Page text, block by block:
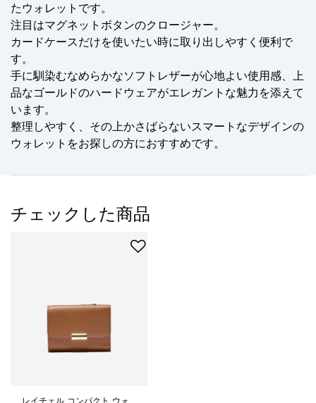
たウォレットです。
注目はマグネットボタンのクロージャー。
カードケースだけを使いたい時に取り出しやすく便利で
す。
手に馴染むなめらかなソフトレザーが心地よい使用感、上
品なゴールドのハードウェアがエレガントな魅力を添えて
います。
整理しやすく、その上かさばらないスマートなデザインの
ウォレットをお探しの方におすすめです。
チェックした商品
レイチェル コンパクト ウォ